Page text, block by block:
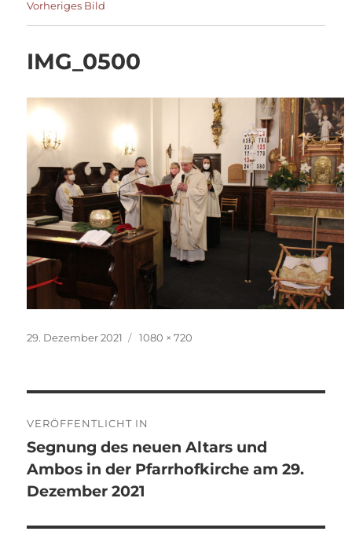
Vorheriges Bild
IMG_0500
Veröffentlicht
29. Dezember 2021 Originalgröße
1080 × 720
VERÖFFENTLICHT IN
Segnung des neuen Altars und
Ambos in der Pfarrhofkirche am 29.
Dezember 2021